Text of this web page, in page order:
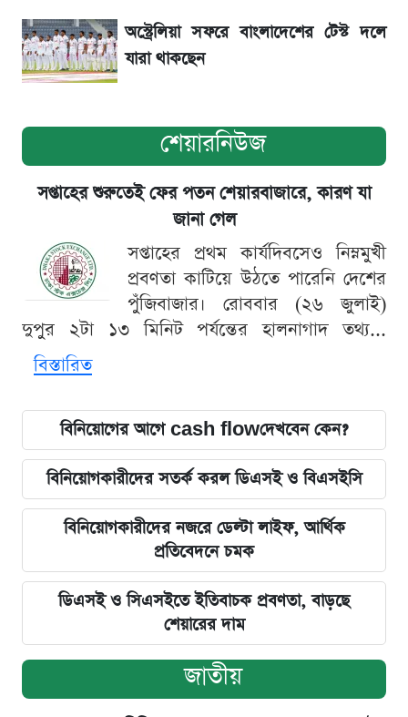
অস্ট্রেলিয়া সফরে বাংলাদেশের টেস্ট দলে
যারা থাকছেন
শেয়ারনিউজ
সপ্তাহের শুরুতেই ফের পতন শেয়ারবাজারে, কারণ যা
জানা গেল
সপ্তাহের প্রথম কার্যদিবসেও নিম্নমুখী
প্রবণতা কাটিয়ে উঠতে পারেনি দেশের
পুঁজিবাজার। রোববার (২৬ জুলাই)
দুপুর ২টা ১৩ মিনিট পর্যন্তের হালনাগাদ তথ্য...
বিস্তারিত
বিনিয়োগের আগে cash flowদেখবেন কেন?
বিনিয়োগকারীদের সতর্ক করল ডিএসই ও বিএসইসি
বিনিয়োগকারীদের নজরে ডেল্টা লাইফ, আর্থিক
প্রতিবেদনে চমক
ডিএসই ও সিএসইতে ইতিবাচক প্রবণতা, বাড়ছে
শেয়ারের দাম
জাতীয়